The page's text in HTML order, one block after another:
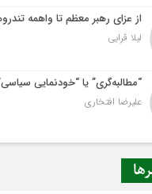
از عزای رهبر معظم تا واهمه
لیلا قرایی
“مطالبه‌گری” یا “خودنمایی
علیرضا افتخاری